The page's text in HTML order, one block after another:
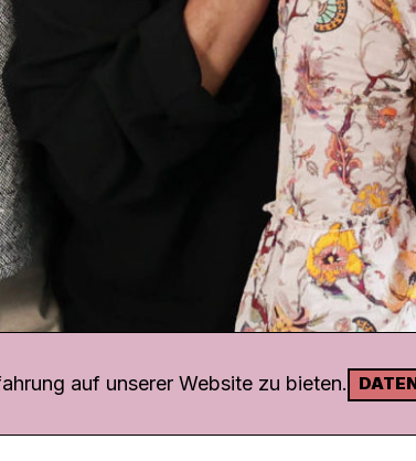
auf unserer Website zu bieten.